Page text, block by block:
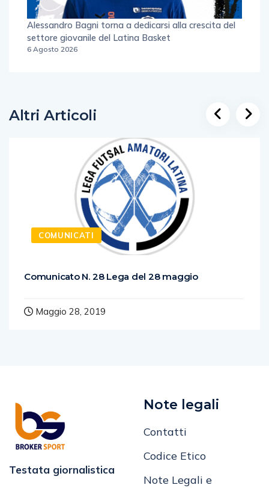
Alessandro Bagni torna a dedicarsi alla crescita del
settore giovanile del Latina Basket
6 Agosto 2026
Altri Articoli
COMUNICATI
Comunicato N. 28 Lega del 28 maggio
Maggio 28, 2019
Testata giornalistica
Note legali
Contatti
Codice Etico
Note Legali e